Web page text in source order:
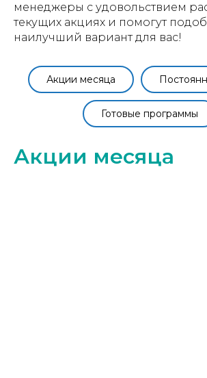
менеджеры с удовольствием
текущих акциях и помогут
наилучший вариант для вас!
Акции месяца
Готовые программы
Акции месяца